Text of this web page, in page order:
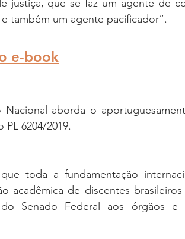
justiça, que se faz um agente de
também um agente pacificador”.
e-book
aborda o
PL 6204/2019.
toda a fundamentação
acadêmica de discentes
Senado Federal aos órgãos e